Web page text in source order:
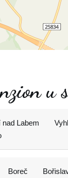
u
Labem
Boreč